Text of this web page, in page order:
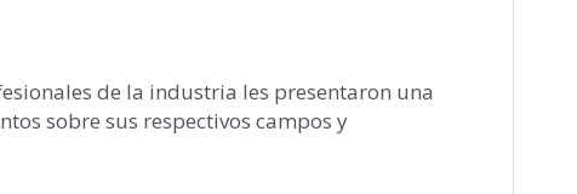
de la industria les presentaron una
sobre sus respectivos campos y